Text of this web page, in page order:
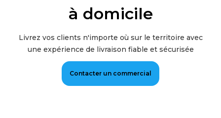
à domicile
Livrez vos clients n'importe où sur le territoire avec
une expérience de livraison fiable et sécurisée
Contacter un commercial